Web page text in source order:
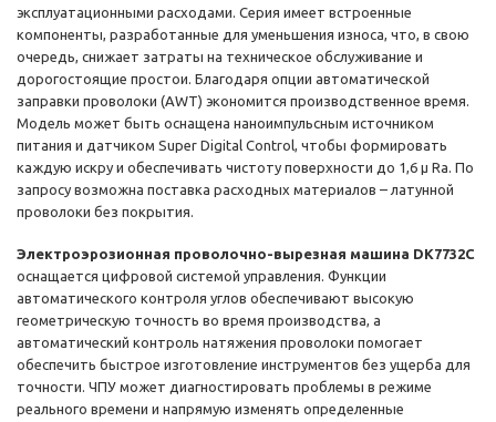
эксплуатационными расходами. Серия имеет встроенные
компоненты, разработанные для уменьшения износа, что, в свою
очередь, снижает затраты на техническое обслуживание и
дорогостоящие простои. Благодаря опции автоматической
заправки проволоки (AWT) экономится производственное время.
Модель может быть оснащена наноимпульсным источником
питания и датчиком Super Digital Control, чтобы формировать
каждую искру и обеспечивать чистоту поверхности до 1,6 µ Ra. По
запросу возможна поставка расходных материалов – латунной
проволоки без покрытия.
Электроэрозионная проволочно-вырезная машина DK7732C
оснащается цифровой системой управления. Функции
автоматического контроля углов обеспечивают высокую
геометрическую точность во время производства, а
автоматический контроль натяжения проволоки помогает
обеспечить быстрое изготовление инструментов без ущерба для
точности. ЧПУ может диагностировать проблемы в режиме
реального времени и напрямую изменять определенные